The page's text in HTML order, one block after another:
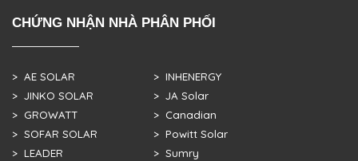
CHỨNG NHẬN NHÀ PHÂN PHỐI
> AE SOLAR
> JINKO SOLAR
> GROWATT
> SOFAR SOLAR
> LEADER
> INHENERGY
> JA Solar
> Canadian
> Powitt Solar
> Sumry